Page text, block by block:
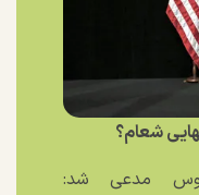
شعام؟
مدعی شد: